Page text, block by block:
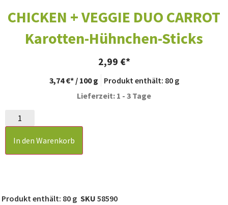
CHICKEN + VEGGIE DUO CARROT
Karotten-Hühnchen-Sticks
2,99 €
3,74€ / 100 g Produkt enthält: 80 g
Lieferzeit: 1 - 3 Tage
In den Warenkorb
Produkt enthält: 80 g SKU 58590